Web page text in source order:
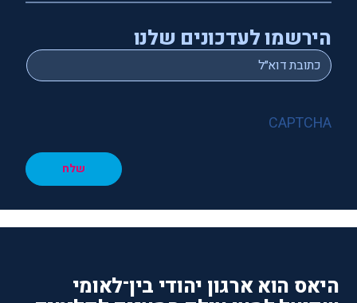
הירשמו לעדכונים שלנו
Email
*
CAPTCHA
שלח
היאס הוא ארגון יהודי בין־לאומי